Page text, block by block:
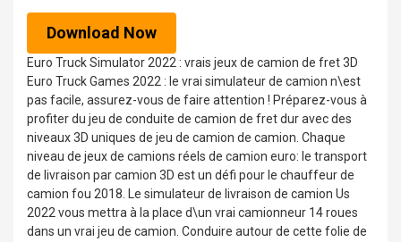
Download Now
Euro Truck Simulator 2022 : vrais jeux de camion de fret 3D
Euro Truck Games 2022 : le vrai simulateur de camion n\est
pas facile, assurez-vous de faire attention ! Préparez-vous à
profiter du jeu de conduite de camion de fret dur avec des
niveaux 3D uniques de jeu de camion de camion. Chaque
niveau de jeux de camions réels de camion euro: le transport
de livraison par camion 3D est un défi pour le chauffeur de
camion fou 2018. Le simulateur de livraison de camion Us
2022 vous mettra à la place d\un vrai camionneur 14 roues
dans un vrai jeu de camion. Conduire autour de cette folie de